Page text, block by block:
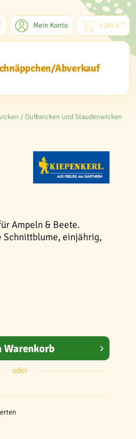
Mein Konto 0,00 € *
Abverkauf
/ Duftwicken und Staudenwicken
Ampeln & Beete.
Schnittblume, einjährig,
Warenkorb
oder